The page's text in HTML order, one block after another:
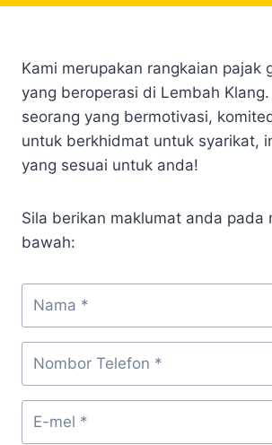
Kami merupakan rangkaian pajak
yang beroperasi di Lembah
seorang yang bermotivasi,
untuk berkhidmat untuk syarikat,
yang sesuai untuk anda!
Sila berikan maklumat anda pada
bawah: